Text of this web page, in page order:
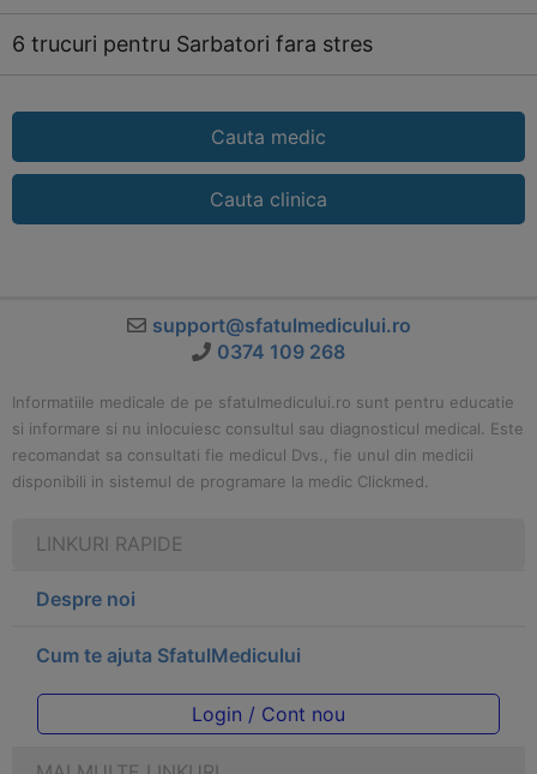
6 trucuri pentru Sarbatori fara stres
Cauta medic
Cauta clinica
support@sfatulmedicului.ro
0374 109 268
Informatiile medicale de pe sfatulmedicului.ro sunt pentru educatie
si informare si nu inlocuiesc consultul sau diagnosticul medical. Este
recomandat sa consultati fie medicul Dvs., fie unul din medicii
disponibili in sistemul de programare la medic Clickmed.
LINKURI RAPIDE
Despre noi
Cum te ajuta SfatulMedicului
Login / Cont nou